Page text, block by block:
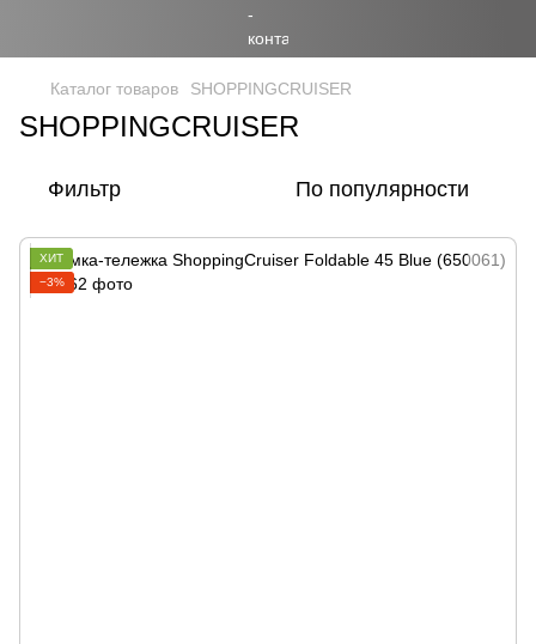
Каталог товаров SHOPPINGCRUISER
SHOPPINGCRUISER
Фильтр По популярности
ХИТ
−3%